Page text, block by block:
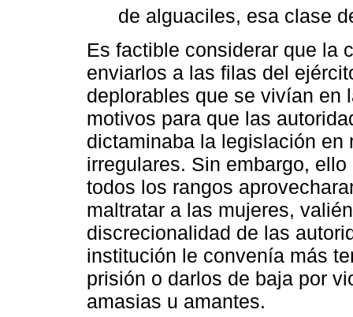
de alguaciles, esa clase
Es factible considerar que la
enviarlos a las filas del
deplorables que se vivían en
motivos para que las
dictaminaba la legislación
irregulares. Sin embargo,
todos los rangos
maltratar a las mujeres,
discrecionalidad de las
institución le convenía más
prisión o darlos de baja por
amasias u amantes.